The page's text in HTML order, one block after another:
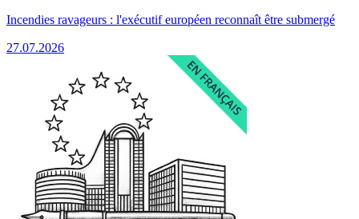
Incendies ravageurs : l'exécutif européen reconnaît être submergé
27.07.2026